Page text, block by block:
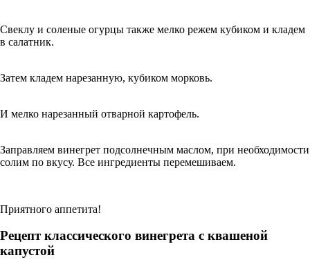
Свеклу и соленые огурцы также мелко режем кубиком и кладем
в салатник.
Затем кладем нарезанную, кубиком морковь.
И мелко нарезанный отварной картофель.
Заправляем винегрет подсолнечным маслом, при необходимости
солим по вкусу. Все ингредиенты перемешиваем.
Приятного аппетита!
Рецепт классического винегрета с квашеной
капустой